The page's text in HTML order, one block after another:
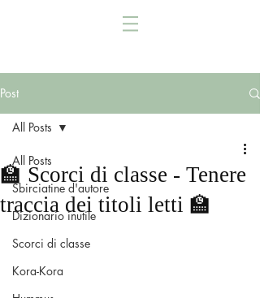
Post
All Posts
Sbirciatine d'autore
Dizionario inutile
Scorci di classe
Kora-Kora
All Posts
🏫 Scorci di classe - Tenere
traccia dei titoli letti 🏫